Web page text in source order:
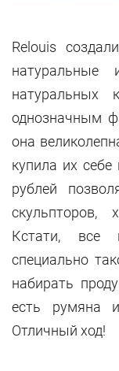
Relouis создали
натуральные
однозначным
она
купила их
рублей
Кстати, все
специально
набирать
есть румяна
Отличный ход!